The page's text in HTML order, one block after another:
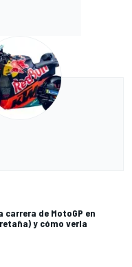
carrera de MotoGP en
y cómo verla